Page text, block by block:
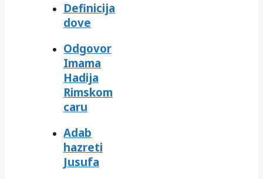
Definicija
dove
Odgovor
Imama
Hadija
Rimskom
caru
Adab
hazreti
Jusufa